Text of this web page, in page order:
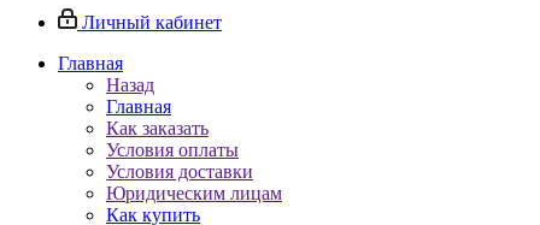
Личный кабинет
Главная
Назад
Главная
Как заказать
Условия оплаты
Условия доставки
Юридическим лицам
Как купить